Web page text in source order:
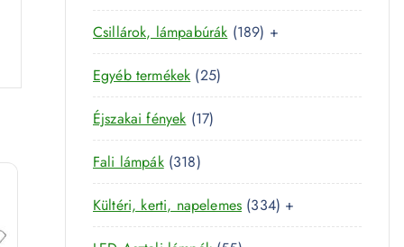
k
e
9
t
e
r
m
é
k
Csillárok, lámpabúrák 1891
8
t
é
k
+
Egyéb termékek 252
5
e
Éjszakai fények 171
7
e
r
m
Fali lámpák 3183
1
8
t
Kültéri, kerti, napelemes 3343
3
+